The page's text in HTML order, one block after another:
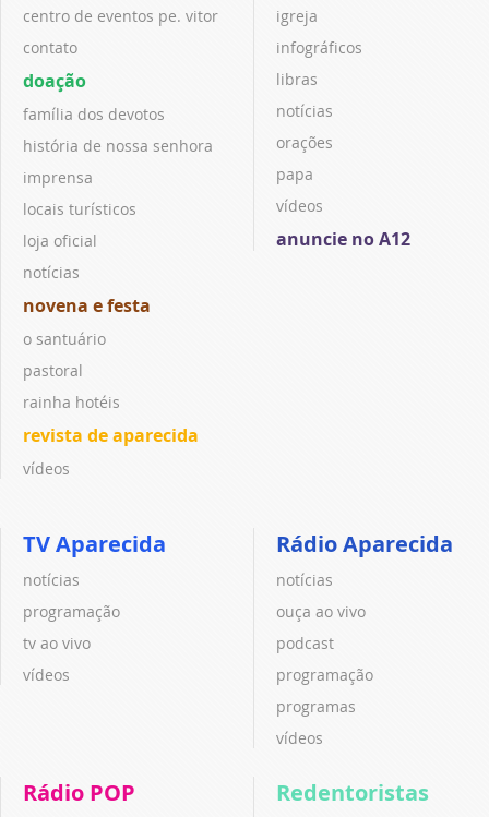
centro de eventos pe. vitor
contato
doação
família dos devotos
história de nossa senhora
imprensa
locais turísticos
loja oficial
notícias
novena e festa
o santuário
pastoral
rainha hotéis
revista de aparecida
vídeos
igreja
infográficos
libras
notícias
orações
papa
vídeos
anuncie no A12
TV Aparecida
notícias
programação
tv ao vivo
vídeos
Rádio Aparecida
notícias
ouça ao vivo
podcast
programação
programas
vídeos
Rádio POP Redentoristas